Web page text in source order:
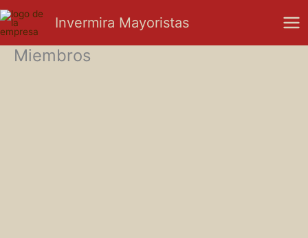
al
contenido
Invermira Mayoristas
Miembros